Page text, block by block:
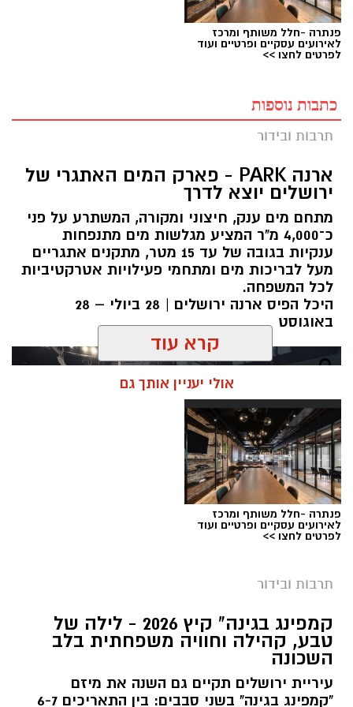
פנתרה -חלל משותף ומרכז
לאירועים עסקיים ופרטיים ועוד
לפרטים לחצו >>
כתבות נוספות
תרבות ובידור
ארנה PARK - פארק המים האתגרי של
ירושלים יוצא לדרך
מתחם מים ענק, חיצוני ומקורה, המשתרע על פני
כ־4,000 מ"ר המציע מגלשות מים מתנפחות
ענקיות בגובה של עד 15 מטר, מתקנים אתגריים
מעל לבריכות מים ומתחמי פעילויות אטרקטיביות
לכל המשפחה.
היכל הפיס ארנה ירושלים | 28 ביולי – 28
באוגוסט
מערכת ירושלים נט / 10:00 28.07.26
תגים:פארק המים
עיריית ירושלים, באמצעות החברה העירונית
קרא עוד
אולי יעניין אותך גם
פנתרה -חלל משותף ומרכז
לאירועים עסקיים ופרטיים ועוד
לפרטים לחצו >>
תרבות ובידור
קמפינג בגינה" קיץ 2026 - לילה של
טבע, קהילה וחוויה משפחתית בלב
השכונה
עיריית ירושלים תקיים גם השנה את מיזם
"קמפינג בגינה" בשני סבבים: בין התאריכים 6-7